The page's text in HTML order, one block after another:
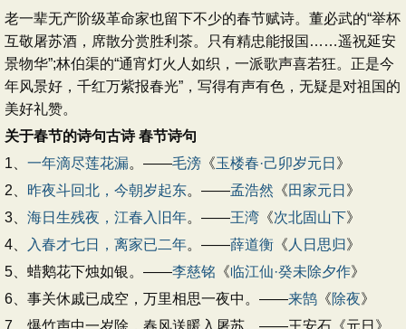
老一辈无产阶级革命家也留下不少的春节赋诗。董必武的“举杯
互敬屠苏酒，席散分赏胜利茶。只有精忠能报国……遥祝延安
景物华”;林伯渠的“通宵灯火人如织，一派歌声喜若狂。正是今
年风景好，千红万紫报春光”，写得有声有色，无疑是对祖国的
美好礼赞。
关于春节的诗句古诗 春节诗句
1、 一年滴尽莲花漏。——毛滂 《玉楼春·己卯岁元日 》
2、 昨夜斗回北，今朝岁起东。——孟浩然 《田家元日 》
3、 海日生残夜，江春入旧年。——王湾 《次北固山下》
4、
入春才七日，离家已二年。——薛道衡 《 人日思归》
5、蜡鹅花下烛如银。——李慈铭 《临江仙·癸未除夕作》
6、事关休戚已成空，万里相思一夜中。——来鹄 《除夜》
7、爆竹声中一岁除，春风送暖入屠苏。——王安石《元日》